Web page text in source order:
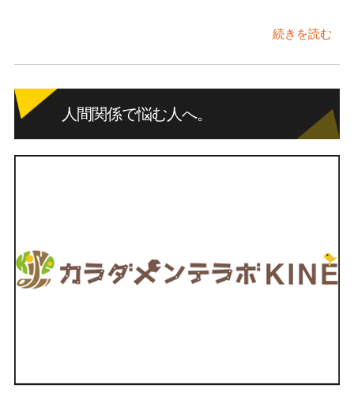
続きを読む
人間関係で悩む人へ。